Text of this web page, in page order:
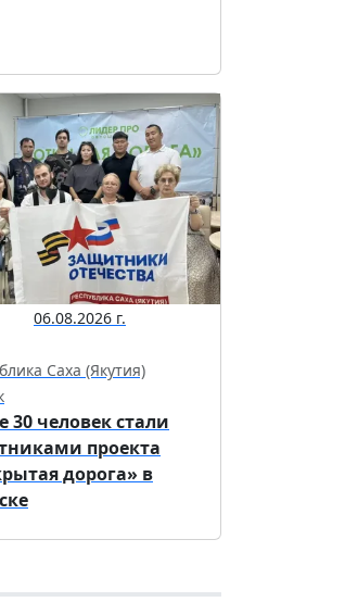
06.08.2026 г.
Саха (Якутия)
30 человек стали
проекта
дорога» в